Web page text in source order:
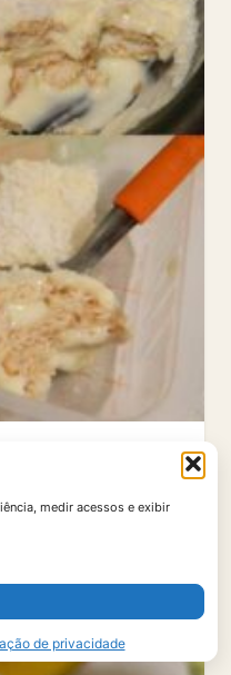
medir acessos e exibir
de privacidade